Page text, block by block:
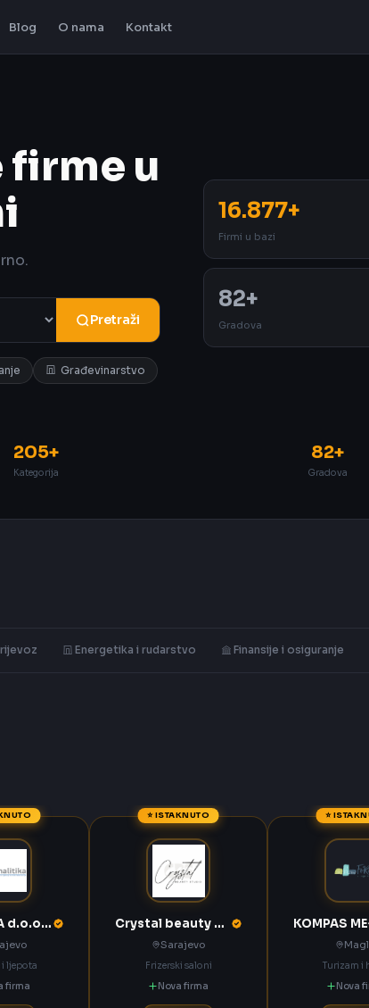
Blog O nama Kontakt
u
Pretraži
Građevinarstvo
16.877+
Firmi u bazi
82+
Gradova
205+
Kategorija
82+
Gradova
Energetika i rudarstvo Finansije i osiguranje
ANALITIKA d.o.o. Sarajevo
i ljepota
firma
⭐ ISTAKNUTO
Crystal beauty studio Sarajevo
Sarajevo
Frizerski saloni
Nova firma
⭐
Turizam i
Nova